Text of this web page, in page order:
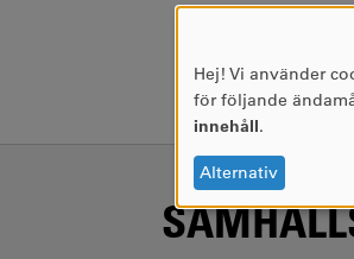
ANVÄNDNING
AV
OCH
COOKIES
Hej! Vi använder
för följande
innehåll.
Alternativ